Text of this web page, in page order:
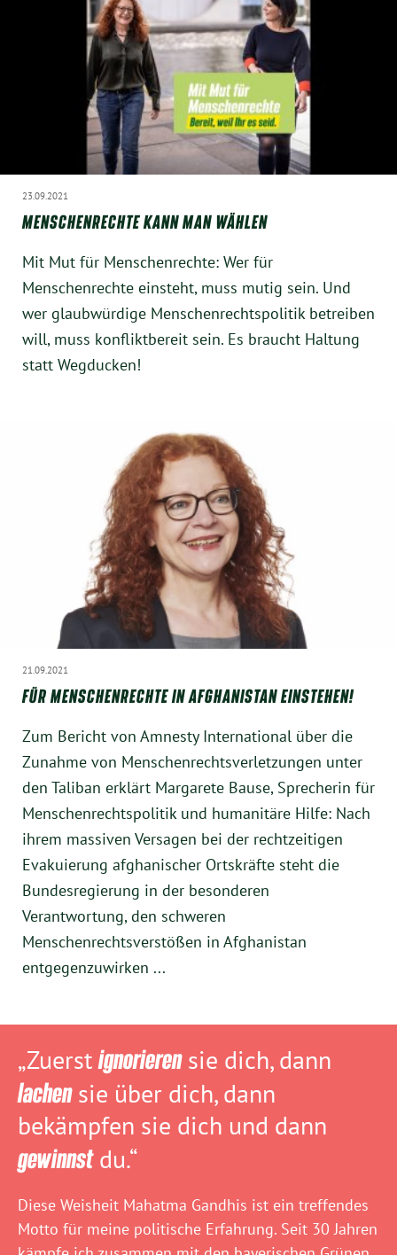
23.09.2021
MENSCHENRECHTE KANN MAN WÄHLEN
Mit Mut für Menschenrechte: Wer für
Menschenrechte einsteht, muss mutig sein. Und
wer glaubwürdige Menschenrechtspolitik betreiben
will, muss konfliktbereit sein. Es braucht Haltung
statt Wegducken!
21.09.2021
FÜR MENSCHENRECHTE IN AFGHANISTAN EINSTEHEN!
Zum Bericht von Amnesty International über die
Zunahme von Menschenrechtsverletzungen unter
den Taliban erklärt Margarete Bause, Sprecherin für
Menschenrechtspolitik und humanitäre Hilfe: Nach
ihrem massiven Versagen bei der rechtzeitigen
Evakuierung afghanischer Ortskräfte steht die
Bundesregierung in der besonderen
Verantwortung, den schweren
Menschenrechtsverstößen in Afghanistan
entgegenzuwirken ...
„Zuerstignorierensie dich, dann
lachensie über dich, dann
bekämpfen sie dich und dann
gewinnstdu.“
Diese Weisheit Mahatma Gandhis ist ein treffendes
Motto für meine politische Erfahrung. Seit 30 Jahren